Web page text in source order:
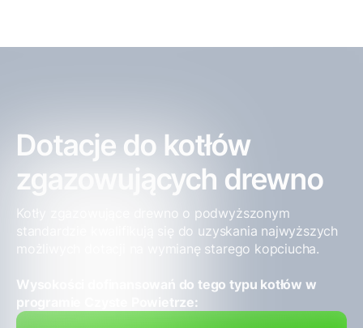
Dotacje do kotłów
zgazowujących drewno
Kotły zgazowujące drewno o podwyższonym
standardzie kwalifikują się do uzyskania najwyższych
możliwych dotacji na wymianę starego kopciucha.
Wysokości dofinansowań do tego typu kotłów w
programie Czyste Powietrze: